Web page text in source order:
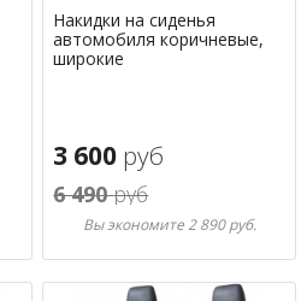
Накидки на сиденья
автомобиля коричневые,
широкие
3 600 руб
6 490руб
Вы экономите 2 890 руб.